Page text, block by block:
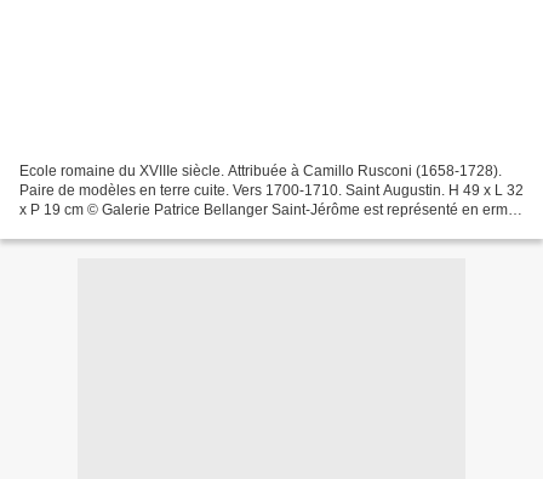
Ecole romaine du XVIIIe siècle. Attribuée à Camillo Rusconi (1658-1728).
Paire de modèles en terre cuite. Vers 1700-1710. Saint Augustin. H 49 x L 32
x P 19 cm © Galerie Patrice Bellanger Saint-Jérôme est représenté en ermite